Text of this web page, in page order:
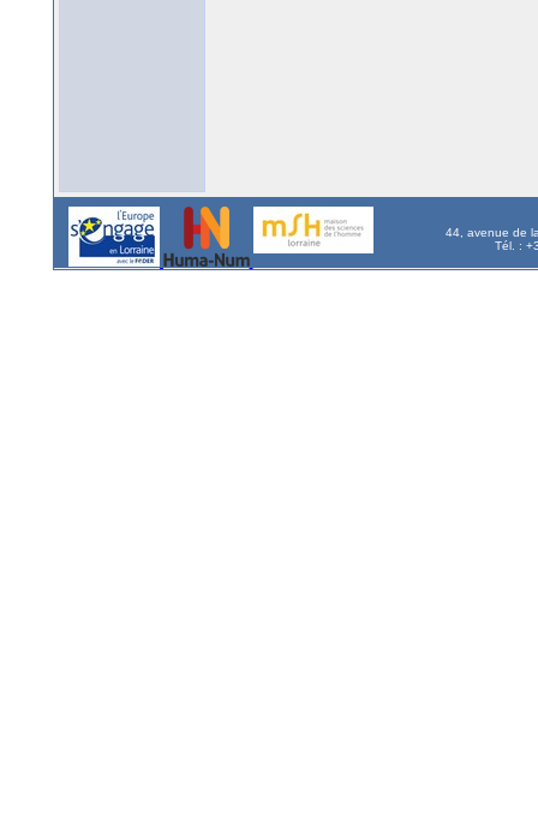
44, avenue de
Tél. :